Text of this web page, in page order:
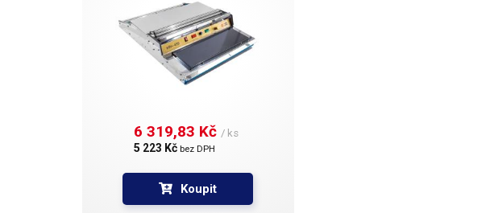
6 319,83 Kč / ks
5 223 Kč bez DPH
Koupit